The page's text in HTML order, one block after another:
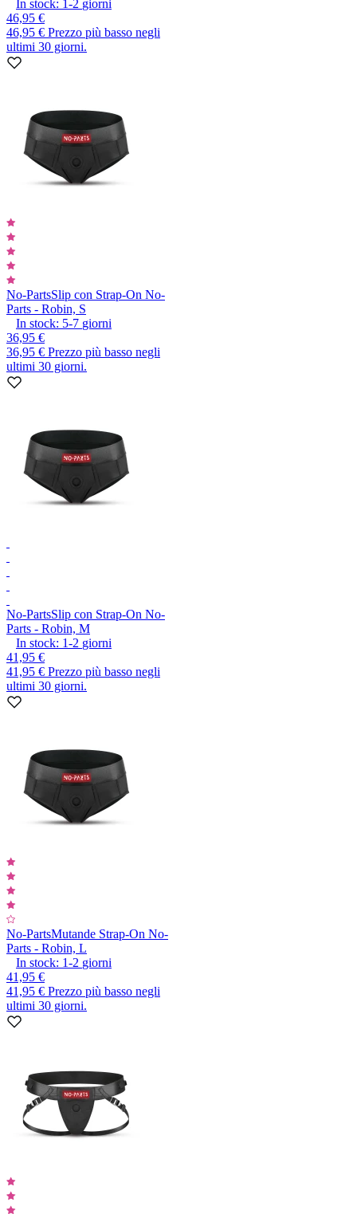
In stock: 1-2 giorni
46,95 €
46,95 € Prezzo più basso negli
ultimi 30 giorni.
No-PartsSlip con Strap-On No-
Parts - Robin, S
In stock: 5-7 giorni
36,95 €
36,95 € Prezzo più basso negli
ultimi 30 giorni.
No-PartsSlip con Strap-On No-
Parts - Robin, M
In stock: 1-2 giorni
41,95 €
41,95 € Prezzo più basso negli
ultimi 30 giorni.
No-PartsMutande Strap-On No-
Parts - Robin, L
In stock: 1-2 giorni
41,95 €
41,95 € Prezzo più basso negli
ultimi 30 giorni.